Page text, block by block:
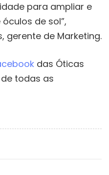
para ampliar e
de sol”,
gerente de Marketing.
das Óticas
todas as